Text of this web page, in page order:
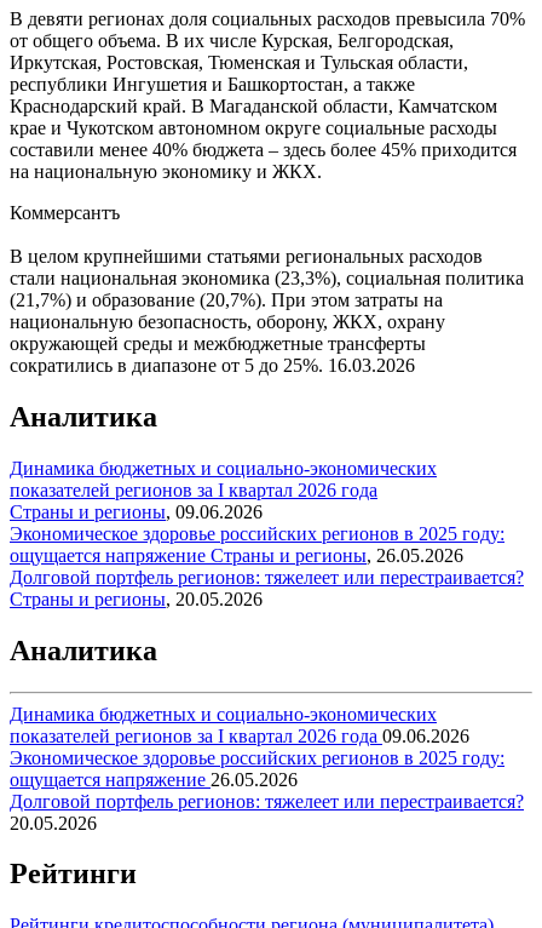
В девяти регионах доля социальных расходов превысила 70%
от общего объема. В их числе Курская, Белгородская,
Иркутская, Ростовская, Тюменская и Тульская области,
республики Ингушетия и Башкортостан, а также
Краснодарский край. В Магаданской области, Камчатском
крае и Чукотском автономном округе социальные расходы
составили менее 40% бюджета – здесь более 45% приходится
на национальную экономику и ЖКХ.
Коммерсантъ
В целом крупнейшими статьями региональных расходов
стали национальная экономика (23,3%), социальная политика
(21,7%) и образование (20,7%). При этом затраты на
национальную безопасность, оборону, ЖКХ, охрану
окружающей среды и межбюджетные трансферты
сократились в диапазоне от 5 до 25%. 16.03.2026
Аналитика
Динамика бюджетных и социально-экономических
показателей регионов за I квартал 2026 года
Страны и регионы, 09.06.2026
Экономическое здоровье российских регионов в 2025 году:
ощущается напряжение Страны и регионы, 26.05.2026
Долговой портфель регионов: тяжелеет или перестраивается?
Страны и регионы, 20.05.2026
Аналитика
Динамика бюджетных и социально-экономических
показателей регионов за I квартал 2026 года 09.06.2026
Экономическое здоровье российских регионов в 2025 году:
ощущается напряжение 26.05.2026
Долговой портфель регионов: тяжелеет или перестраивается?
20.05.2026
Рейтинги